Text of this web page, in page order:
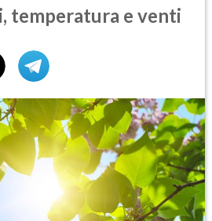
temperatura e venti